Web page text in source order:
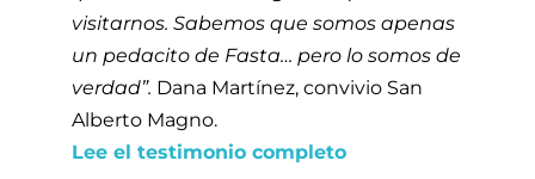
visitarnos. Sabemos que somos apenas
un pedacito de Fasta… pero lo somos de
verdad”. Dana Martínez, convivio San
Alberto Magno.
Lee el testimonio completo